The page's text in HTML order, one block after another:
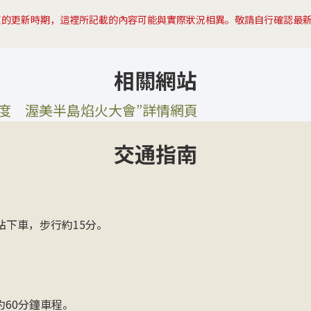
更新時期，這裡所記載的內容可能與實際狀況相異。敬請自行確認最
相關網站
渥美半島焰火大會”詳情網頁
交通指南
車，步行約15分。
分鐘車程。